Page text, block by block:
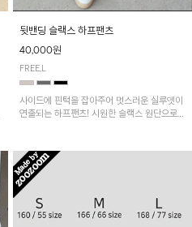
뒷밴딩 슬랙스 하프팬츠
40,000원
FREE,L
사이드에 핀턱을 잡아주어 멋스러운 실루엣이
연출되는 하프팬츠! 시원한 슬랙스 원단으로